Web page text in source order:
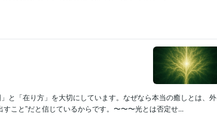
と「在り方」を大切にしています。なぜなら本当の癒しとは、外
こと”だと信じているからです。〜〜〜光とは否定せ...